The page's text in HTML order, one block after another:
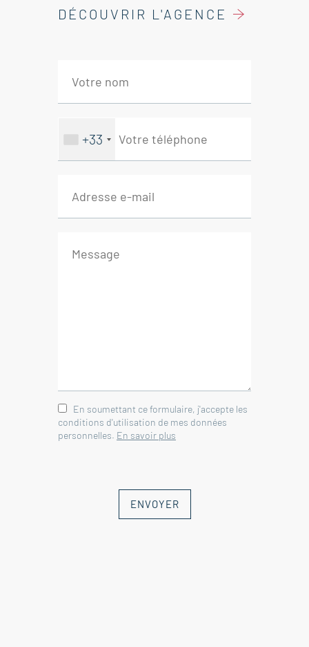
WC 2 m²
Agence immobilière Nyons -
DÉCOUVRIR L'AGENCE
+33
En soumettant ce formulaire, j'accepte les
conditions d'utilisation de mes données
personnelles. En savoir plus
ENVOYER